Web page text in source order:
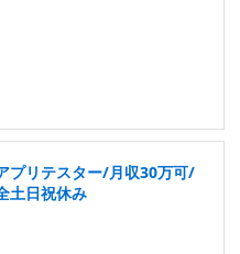
プリテスター/月収30万可/
土日祝休み